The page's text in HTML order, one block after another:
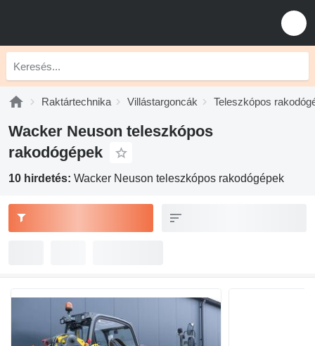
Raktártechnika Villástargoncák Teleszkópos
Wacker Neuson teleszkópos
rakodógépek
10 hirdetés: Wacker Neuson teleszkópos rakodógépek